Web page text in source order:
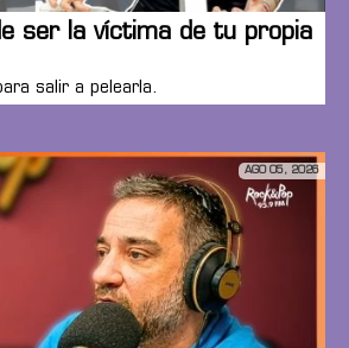
ser la víctima de tu propia
salir a pelearla.
AGO 05, 2026